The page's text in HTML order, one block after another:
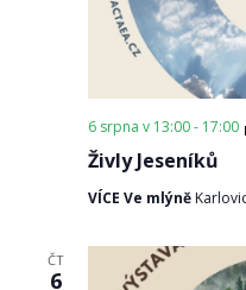
Živly Jeseníků
6 srpna v 13:00- 17:00
VÍCE Ve mlýně
ČT
6